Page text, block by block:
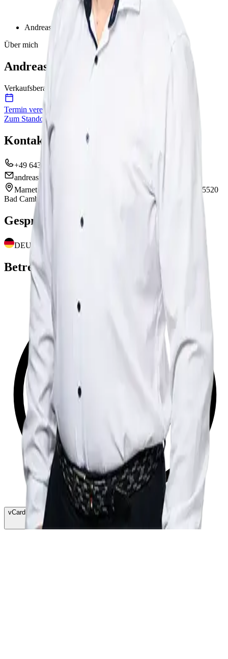
Andreas Hennecken
Über mich
Andreas Hennecken
Verkaufsberater
Termin vereinbaren
Zum Standort
Kontakt
+49 6434 9159 17
andreas.hennecken@marnet.de
Marnet | Volkswagen Bad Camberg
Frankfurter Straße 72
65520
Bad Camberg
Gesprochene Sprachen
DEUTSCH
Betreute Marken
vCard herunterladen